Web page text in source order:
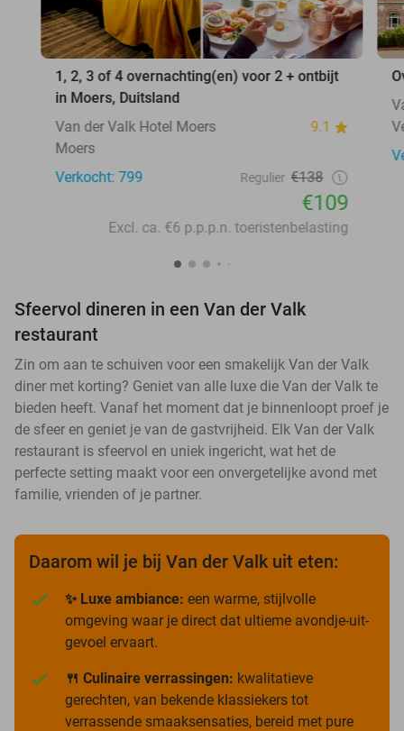
1, 2, 3 of 4 overnachting(en) voor 2 + ontbijt
in Moers, Duitsland
Van der Valk Hotel Moers
9.1
Moers
Verkocht: 799
Regulier €138
€109
Excl. ca. €6 p.p.p.n. toeristenbelasting
Sfeervol dineren in een Van der Valk
restaurant
Zin om aan te schuiven voor een smakelijk Van der Valk
diner met korting? Geniet van alle luxe die Van der Valk te
bieden heeft. Vanaf het moment dat je binnenloopt proef je
de sfeer en geniet je van de gastvrijheid. Elk Van der Valk
restaurant is sfeervol en uniek ingericht, wat het de
perfecte setting maakt voor een onvergetelijke avond met
familie, vrienden of je partner.
Daarom wil je bij Van der Valk uit eten:
✨ Luxe ambiance: een warme, stijlvolle
omgeving waar je direct dat ultieme avondje-uit-
gevoel ervaart.
🍴 Culinaire verrassingen: kwalitatieve
gerechten, van bekende klassiekers tot
verrassende smaaksensaties, bereid met pure